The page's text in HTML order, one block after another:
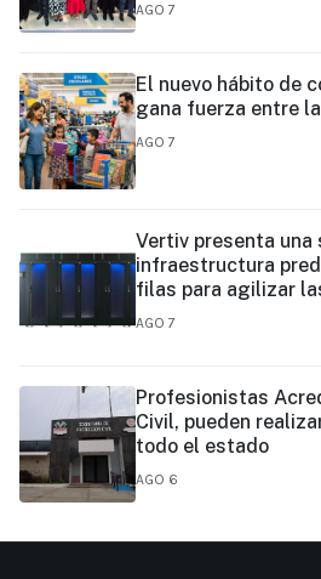
AGO 7
El nuevo hábito de
gana fuerza entre
AGO 7
Vertiv presenta una
infraestructura
filas para agilizar
de centros de datos
AGO 7
Profesionistas
Civil, pueden
todo el estado
AGO 6